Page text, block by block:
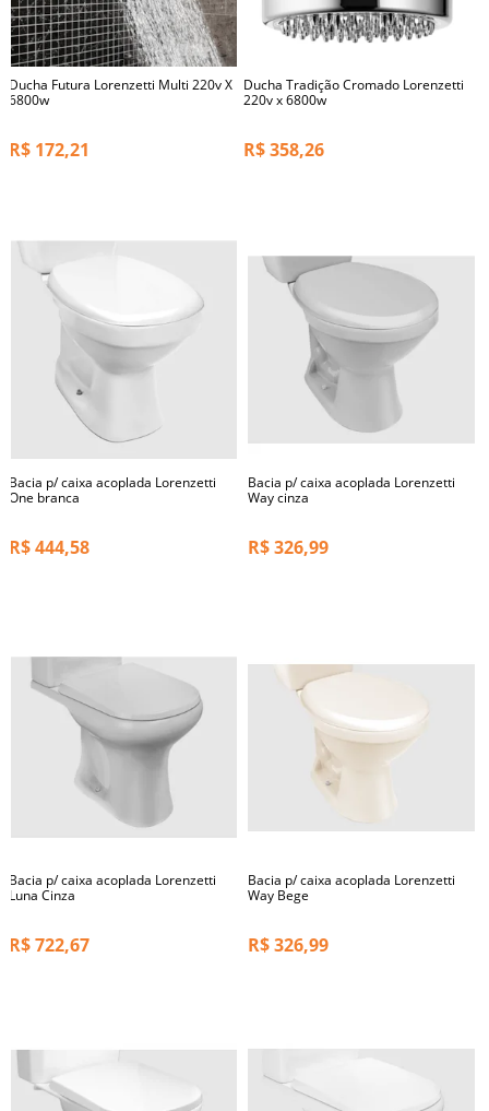
Ducha Futura Lorenzetti Multi 220v X
6800w
R$ 172,21
Ducha Tradição Cromado Lorenzetti
220v x 6800w
R$358,26
Bacia p/ caixa acoplada Lorenzetti
One branca
R$444,58
Bacia p/ caixa acoplada Lorenzetti
Way cinza
R$326,99
Bacia p/ caixa acoplada Lorenzetti
Luna Cinza
R$722,67
Bacia p/ caixa acoplada Lorenzetti
Way Bege
R$326,99